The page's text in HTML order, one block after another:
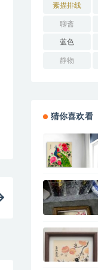
素描排线
聊斋
蓝色
静物
猜你喜欢看